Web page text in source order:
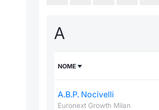
A
NOME
A.B.P. Nocivelli
Euronext Growth Milan